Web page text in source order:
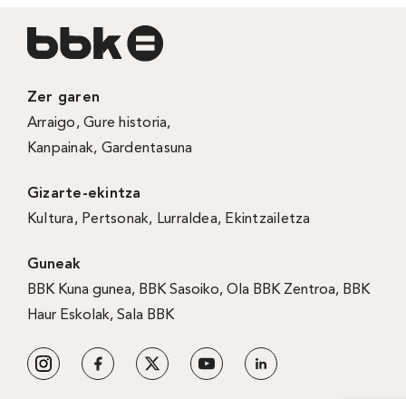
Zer garen
Arraigo,Gure historia,
Kanpainak, Gardentasuna
Gizarte-ekintza
Kultura, Pertsonak, Lurraldea, Ekintzailetza
Guneak
BBK Kuna gunea, BBK Sasoiko, Ola BBK Zentroa, BBK
Haur Eskolak, Sala BBK